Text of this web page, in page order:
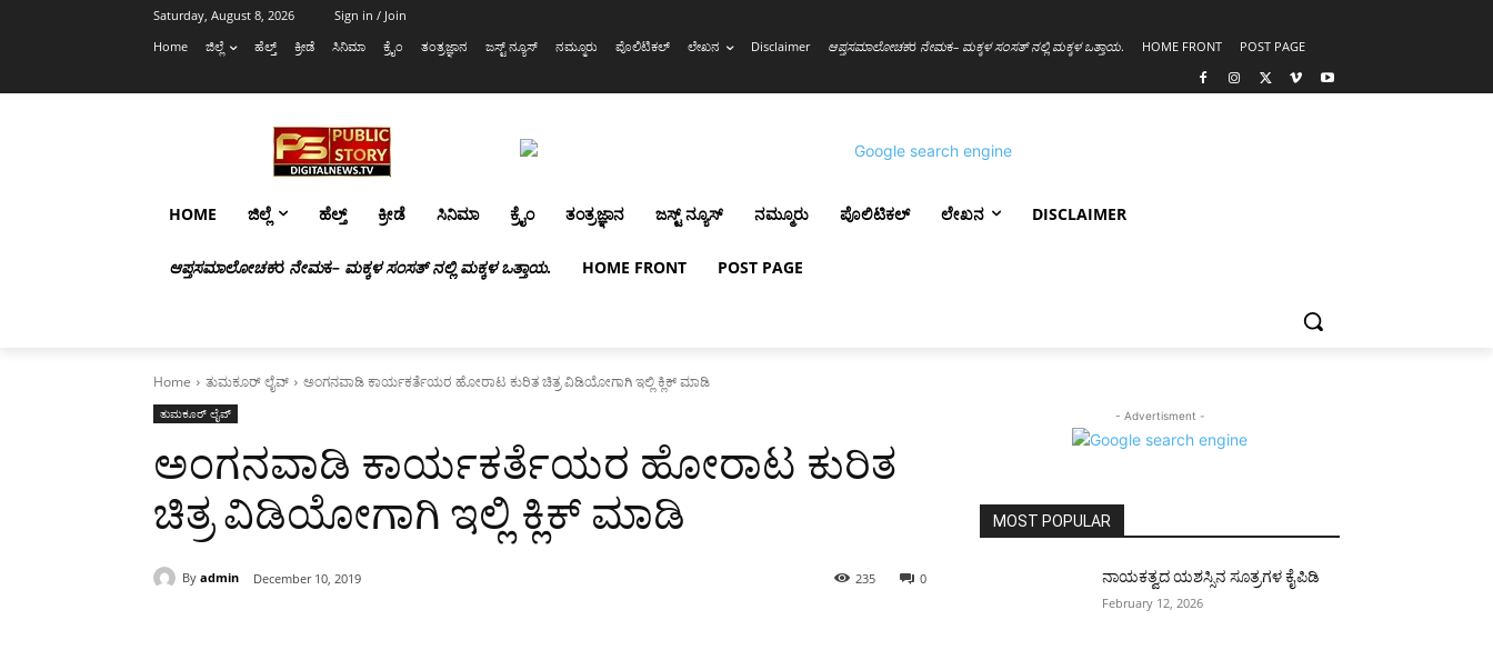
Saturday, August 8, 2026
Sign in / Join
Home
ಜಿಲ್ಲೆ ಹೆಲ್ತ್ ಕ್ರೀಡೆ ಸಿನಿಮಾ ಕ್ರೈಂ ತಂತ್ರಜ್ಞಾನ ಜಸ್ಟ್ ನ್ಯೂಸ್ ನಮ್ಮೂರು ಪೊಲಿಟಿಕಲ್ ಲೇಖನ Disclaimer ಆಪ್ತಸಮಾಲೋಚಕರ ನೇಮಕ– ಮಕ್ಕಳ ಸಂಸತ್ ನಲ್ಲಿ ಮಕ್ಕಳ ಒತ್ತಾಯ. HOME FRONT POST PAGE
HOME ಜಿಲ್ಲೆ ಹೆಲ್ತ್ ಕ್ರೀಡೆ ಸಿನಿಮಾ ಕ್ರೈಂ ತಂತ್ರಜ್ಞಾನ ಜಸ್ಟ್ ನ್ಯೂಸ್ ನಮ್ಮೂರು ಪೊಲಿಟಿಕಲ್ ಲೇಖನ DISCLAIMER
ಆಪ್ತಸಮಾಲೋಚಕರ ನೇಮಕ– ಮಕ್ಕಳ ಸಂಸತ್ ನಲ್ಲಿ ಮಕ್ಕಳ ಒತ್ತಾಯ. HOME FRONT POST PAGE
Home ತುಮಕೂರ್ ಲೈವ್ ಅಂಗನವಾಡಿ ಕಾರ್ಯಕರ್ತೆಯರ ಹೋರಾಟ ಕುರಿತ ಚಿತ್ರ ವಿಡಿಯೋಗಾಗಿ ಇಲ್ಲಿ ಕ್ಲಿಕ್ ಮಾಡಿ
ತುಮಕೂರ್ ಲೈವ್
ಅಂಗನವಾಡಿ ಕಾರ್ಯಕರ್ತೆಯರ ಹೋರಾಟ ಕುರಿತ
ಚಿತ್ರ ವಿಡಿಯೋಗಾಗಿ ಇಲ್ಲಿ ಕ್ಲಿಕ್ ಮಾಡಿ
By admin December 10, 2019 0
235
- Advertisment -
MOST POPULAR
ನಾಯಕತ್ವದ ಯಶಸ್ಸಿನ ಸೂತ್ರಗಳ ಕೈಪಿಡಿ
February 12, 2026